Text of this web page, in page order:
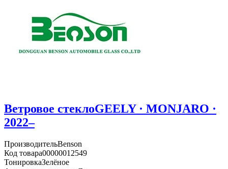
Ветровое стеклоGEELY · MONJARO ·
2022–
ПроизводительBenson
Код товара00000012549
ТонировкаЗелёное